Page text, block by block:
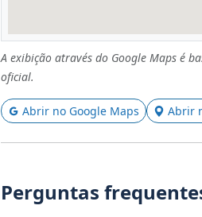
A exibição através do Google Maps é
oficial.
Abrir no Google Maps Abrir
Perguntas